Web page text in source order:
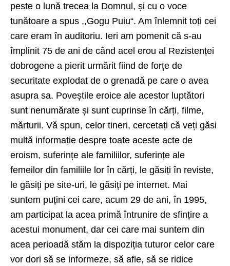
peste o lună trecea la Domnul, și cu o voce
tunătoare a spus ,,Gogu Puiu“. Am înlemnit toți cei
care eram în auditoriu. Ieri am pomenit că s-au
împlinit 75 de ani de când acel erou al Rezistenței
dobrogene a pierit urmărit fiind de forțe de
securitate explodat de o grenadă pe care o avea
asupra sa. Poveștile eroice ale acestor luptători
sunt nenumărate și sunt cuprinse în cărți, filme,
mărturii. Vă spun, celor tineri, cercetați că veți găsi
multă informație despre toate aceste acte de
eroism, suferințe ale familiilor, suferințe ale
femeilor din familiile lor în cărți, le găsiți în reviste,
le găsiți pe site-uri, le găsiți pe internet. Mai
suntem puțini cei care, acum 29 de ani, în 1995,
am participat la acea primă întrunire de sfințire a
acestui monument, dar cei care mai suntem din
acea perioadă stăm la dispoziția tuturor celor care
vor dori să se informeze, să afle, să se ridice